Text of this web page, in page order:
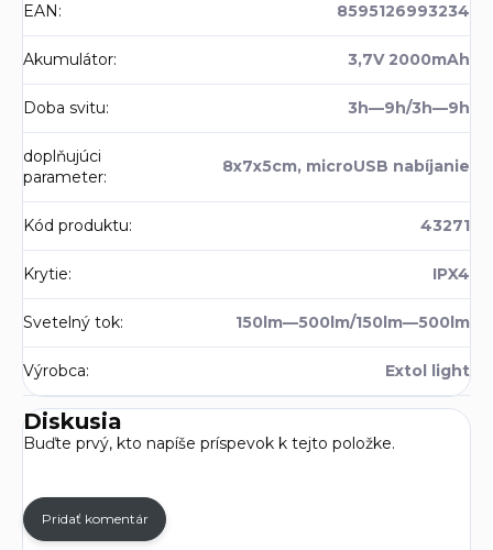
EAN : 8595126993234
Akumulátor: 3,7V 2000mAh
Doba svitu: 3h—9h/3h—9h
doplňujúci
parameter:
8x7x5cm, microUSB nabíjanie
Kód produktu: 43271
Krytie: IPX4
Svetelný tok: 150lm—500lm/150lm—500lm
Výrobca: Extol light
Diskusia
Buďte prvý, kto napíše príspevok k tejto položke.
Pridať komentár